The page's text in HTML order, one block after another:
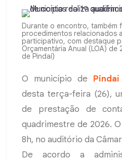
Durante o encontro, também
procedimentos relacionados
participativo, com destaque
Orçamentária Anual (LOA) de
de Pindaí)
O município de Pindaí
desta terça-feira (26),
de prestação de
quadrimestre de 2026.
8h, no auditório da
De acordo a